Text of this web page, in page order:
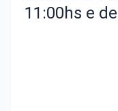
11:00hs e